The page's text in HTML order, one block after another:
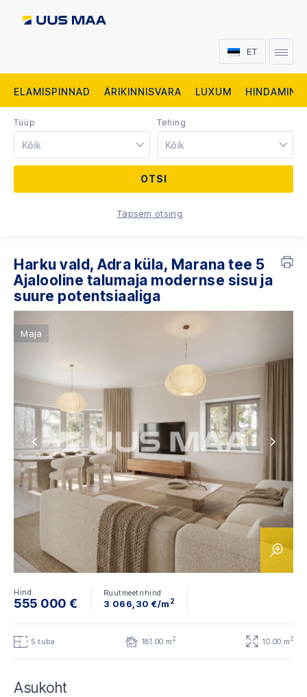
ET
ELAMISPINNAD ÄRIKINNISVARA LUXUM HINDAMINE
Tüüp
Kõik
Tehing
Kõik
Täpsem otsing
Harku vald, Adra küla, Marana tee 5
Ajalooline talumaja modernse sisu ja
suure potentsiaaliga
Maja
Hind
555 000 €
Ruutmeetrihind
3 066,30 €/m 2
5 tuba 181.00 m 2 10.00 m 2
Asukoht